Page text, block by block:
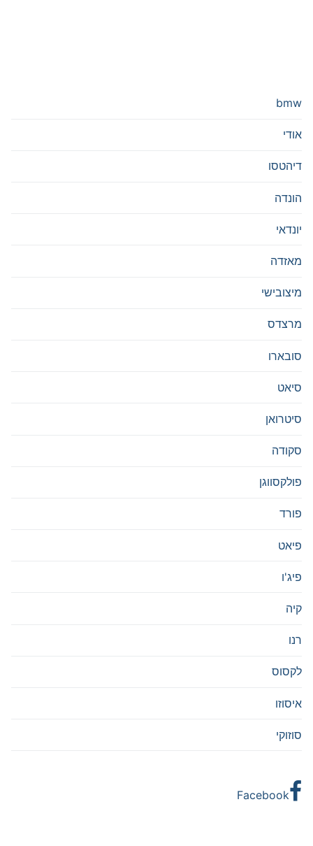
bmw
אודי
דיהטסו
הונדה
יונדאי
מאזדה
מיצובישי
מרצדס
סובארו
סיאט
סיטרואן
סקודה
פולקסווגן
פורד
פיאט
פיג'ו
קיה
רנו
לקסוס
איסוזו
סוזוקי
Facebook